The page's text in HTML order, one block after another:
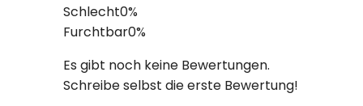
Schlecht0%
Furchtbar0%
Es gibt noch keine Bewertungen.
Schreibe selbst die erste Bewertung!